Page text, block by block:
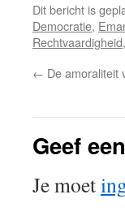
Dit bericht is
Democratie,
Rechtvaardigheid,
← De amoraliteit
Geef
Je moet